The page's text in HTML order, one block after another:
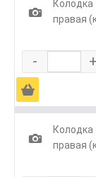
1
правая
- +
Ä
1
правая